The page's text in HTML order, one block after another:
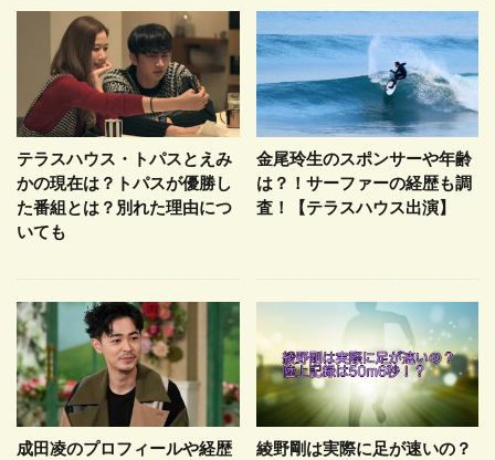
テラスハウス・トパスとえみ
かの現在は？トパスが優勝し
た番組とは？別れた理由につ
いても
金尾玲生のスポンサーや年齢
は？！サーファーの経歴も調
査！【テラスハウス出演】
成田凌のプロフィールや経歴
綾野剛は実際に足が速いの？